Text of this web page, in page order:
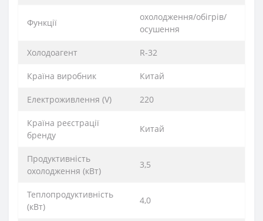
Функції
охолодження/обігрів/
осушення
Xолодоагент R-32
Країна виробник Китай
Електроживлення (V) 220
Країна реєстрації
бренду
Китай
Продуктивність
охолодження (кВт)
3,5
Теплопродуктивність
(кВт)
4,0